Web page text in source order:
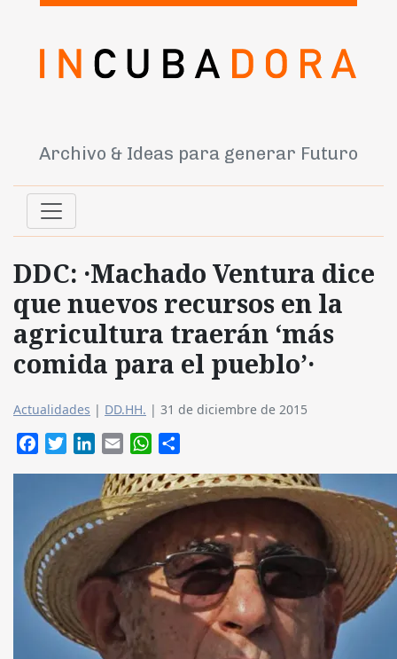
Archivo & Ideas para generar Futuro
DDC: ·Machado Ventura dice
que nuevos recursos en la
agricultura traerán ‘más
comida para el pueblo’·
Actualidades | DD.HH. | 31 de diciembre de 2015
FacebookTwitterLinkedIn
Email WhatsApp